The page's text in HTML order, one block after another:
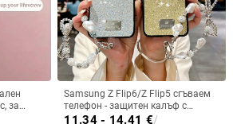
за
Samsung Z Flip6/Z Flip5 сгъваем
телефон - защитен калъф с
блестяща гривна
11.34 - 14.41 €/